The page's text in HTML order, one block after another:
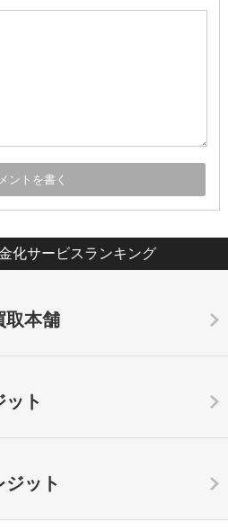
化サービスランキング
取本舗
ト
ジット